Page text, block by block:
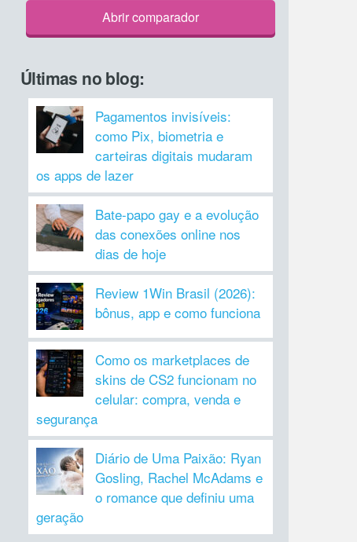
Abrir comparador
Últimas no blog:
Pagamentos invisíveis:
como Pix, biometria e
carteiras digitais mudaram
os apps de lazer
Bate-papo gay e a evolução
das conexões online nos
dias de hoje
Review 1Win Brasil (2026):
bônus, app e como funciona
Como os marketplaces de
skins de CS2 funcionam no
celular: compra, venda e
segurança
Diário de Uma Paixão: Ryan
Gosling, Rachel McAdams e
o romance que definiu uma
geração